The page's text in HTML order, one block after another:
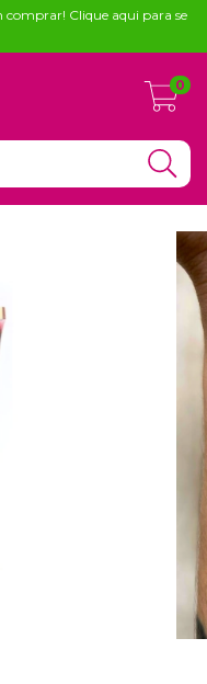
comprar! Clique aqui para se
0